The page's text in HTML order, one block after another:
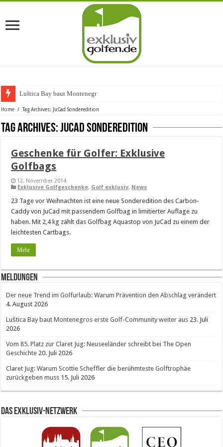
Luštica Bay baut Montenegros e
Home / Tag Archives: JuCad Sonderedition
Tag Archives:JuCad Sonderedition
Geschenke für Golfer: Exklusive
Golfbags
12. November 2014
Exklusive Golfgeschenke, Golf exklusiv, News
23 Tage vor Weihnachten ist eine neue Sonderedition des Carbon-
Caddy von JuCad mit passendem Golfbag in limitierter Auflage zu
haben. Mit 2,4 kg zählt das Golfbag Aquastop von JuCad zu einem der
leichtesten Cartbags.
Mehr
Meldungen
Der neue Trend im Golfurlaub: Warum Prävention den Abschlag verändert
4. August 2026
Luštica Bay baut Montenegros erste Golf-Community weiter aus 23. Juli
2026
Vom 85. Platz zur Claret Jug: Neuseeländer schreibt bei The Open
Geschichte 20. Juli 2026
Claret Jug: Warum Scottie Scheffler die berühmteste Golftrophäe
zurückgeben muss 15. Juli 2026
Das Exklusiv-Netzwerk